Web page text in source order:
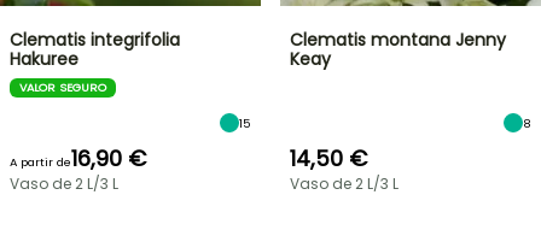
Clematis integrifolia
Hakuree
VALOR SEGURO
15
A partir de16,90 €
Vaso de 2 L/3 L
Clematis montana Jenny
Keay
8
14,50 €
Vaso de 2 L/3 L